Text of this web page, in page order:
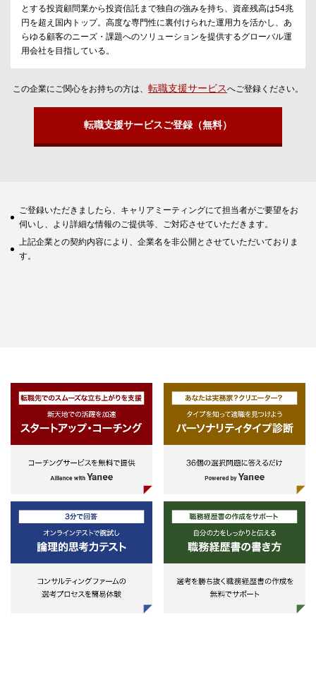
とする投資顧問業から投資信託まで独自の強みを持ち、資産残高は54兆
円を超え国内トップ。高度な専門性に裏付けられた運用力を活かし、あ
らゆる顧客のニーズ・課題へのソリューションを提供するグローバル運
用会社を目指している。
この企業にご関心をお持ちの方は、 転職支援サービスへご登録ください。
転職支援サービスご登録（無料）
ご登録いただきましたら、キャリアミーティングにて担当者がご要望をお
伺いし、より詳細な情報のご提供等、ご対応させていただきます。
上記企業との契約内容により、企業名を非公開とさせていただいておりま
す。